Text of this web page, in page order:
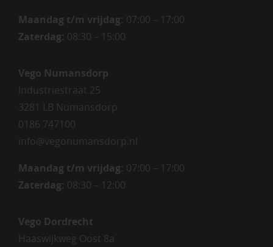
Maandag t/m vrijdag: 07:00 – 17:00
Zaterdag: 08:30 – 15:00
Vego Numansdorp
Industriestraat 25
3281 LB Numansdorp
0186 747100
info@vegonumansdorp.nl
Maandag t/m vrijdag: 07:00 – 17:00
Zaterdag: 08:30 – 12:00
Vego Dordrecht
Haaswijkweg Oost 8a